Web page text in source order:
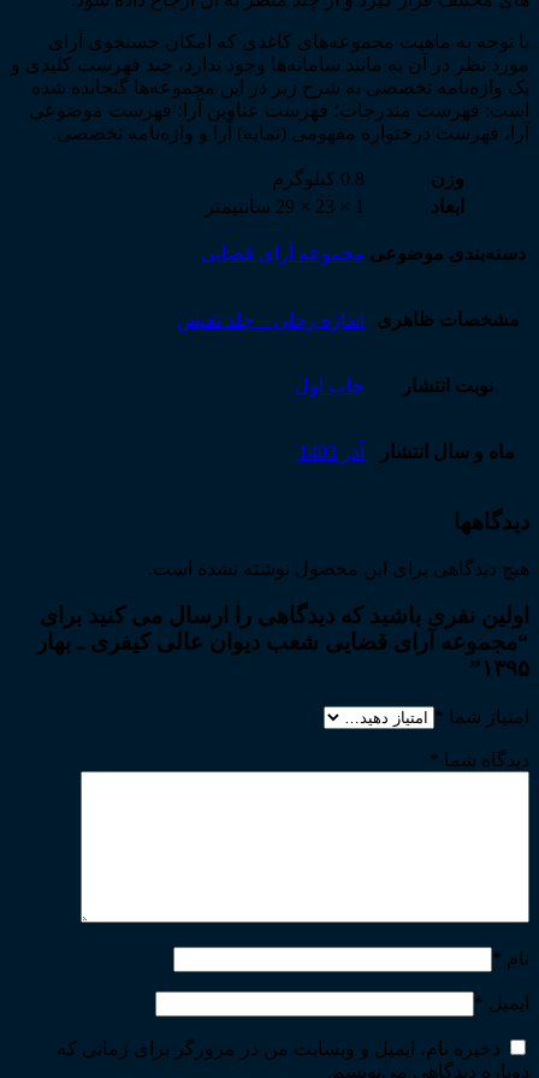
با توجه به ماهیت مجموعه­‌های کاغذی که امکان جستجوی آرای
مورد نظر در آن به مانند سامانه­‌ها وجود ندارد، چند فهرست کلیدی و
یک واژه‌­نامه تخصصی به شرح زیر در این مجموعه‌­ها گنجانده شده
است: فهرست مندرجات؛ فهرست عناوین آرا؛ فهرست موضوعی
آرا، فهرست درختواره مفهومی (نمایه) آرا و واژه‌­نامه تخصصی.
وزن
0.8 کیلوگرم
ابعاد
1 × 23 × 29 سانتیمتر
دسته‌بندی موضوعی مجموعه آرای قضایی
مشخصات ظاهری اندازه رحلی – جلد نفیس
نوبت انتشار چاپ اول
ماه و سال انتشار آذر 1403
دیدگاهها
هیچ دیدگاهی برای این محصول نوشته نشده است.
اولین نفری باشید که دیدگاهی را ارسال می کنید برای
“مجموعه آرای قضایی شعب دیوان عالی کیفری ـ بهار
۱۳۹۵”
امتیاز شما *
دیدگاه شما *
نام *
ایمیل *
ذخیره نام، ایمیل و وبسایت من در مرورگر برای زمانی که
دوباره دیدگاهی می‌نویسم.